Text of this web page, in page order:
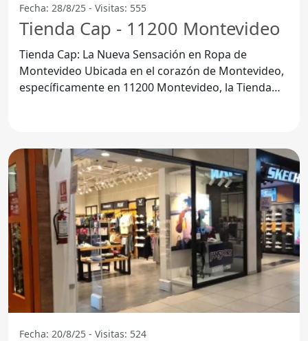
Fecha: 28/8/25 - Visitas: 555
Tienda Cap - 11200 Montevideo
Tienda Cap: La Nueva Sensación en Ropa de
Montevideo Ubicada en el corazón de Montevideo,
específicamente en 11200 Montevideo, la Tienda
Fecha: 20/8/25 - Visitas: 524